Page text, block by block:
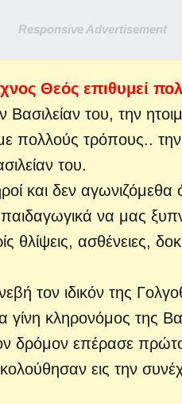
Responsive Advertisement
Θεός επιθυμεί
Βασιλείαν του, την
με πολλούς τρόπους..
του.
και δεν
παιδαγωγικά να μας
ασθένειες,
τον ιδικόν της
κληρονόμος της
δρόμον επέρασε
εις την